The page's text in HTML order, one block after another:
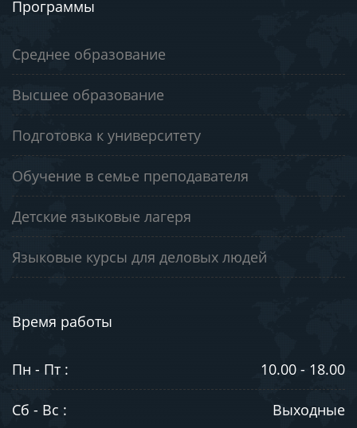
Программы
Среднее образование
Высшее образование
Подготовка к университету
Обучение в семье преподавателя
Детские языковые лагеря
Языковые курсы для деловых людей
Время работы
Пн - Пт : 10.00 - 18.00
Сб - Вс : Выходные